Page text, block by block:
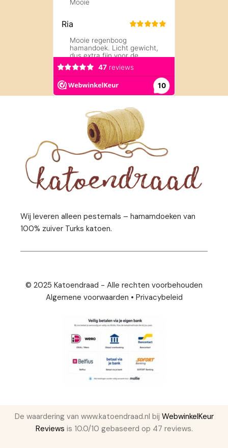
Wij leveren alleen pestemals – hamamdoeken van
100% zuiver Turks katoen.
© 2025 Katoendraad - Alle rechten voorbehouden
Algemene voorwaarden • Privacybeleid
De waardering van www.katoendraad.nl bij WebwinkelKeur
Reviews is 10.0/10 gebaseerd op 47 reviews.